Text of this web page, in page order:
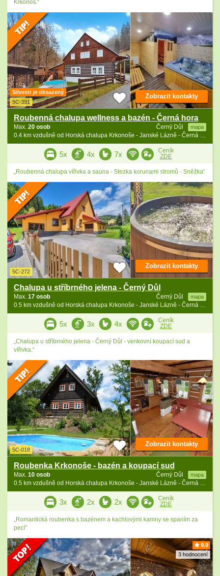
Krkonoš.“
Silvestr je obsazený
5C-391
Roubenná chalupa wellness a bazén - Černá hora
Černý Důl mapa
Max. 20 osob
0.4 km vzdušně od Horská chalupa Krkonoše - Janské Lázně - Černá hora
Zobrazit kontakty
5x 4x 7x
Ceník
ZDE
„Roubenná chalupa vířivka a sauna - Stezka korunami stromů - Sněžka“
5C-272
Chalupa u stříbrného jelena - Černý Důl
Černý Důl mapa
Max. 17 osob
0.5 km vzdušně od Horská chalupa Krkonoše - Janské Lázně - Černá hora
Zobrazit kontakty
5x 3x 4x
Ceník
ZDE
„Chalupa u stříbrného jelena - Černý Důl - venkovní koupací sud a
vířivka.“
5C-018
Roubenka Krkonoše - bazén a koupací sud
Černý Důl mapa
Max. 10 osob
0.5 km vzdušně od Horská chalupa Krkonoše - Janské Lázně - Černá hora
Zobrazit kontakty
3x 2x 2x
Ceník
ZDE
„Romantická roubenka s bazénem a kachlovými kamny se spaním za
pecí“
9.9
3 hodnocení